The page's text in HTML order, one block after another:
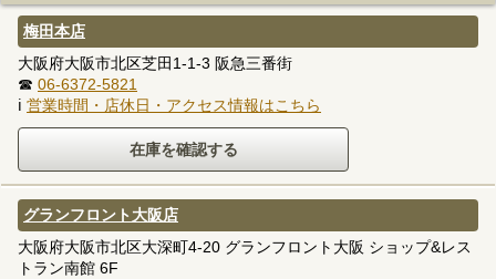
梅田本店
大阪府大阪市北区芝田1-1-3 阪急三番街
☎ 06-6372-5821
ℹ 営業時間・店休日・アクセス情報はこちら
グランフロント大阪店
大阪府大阪市北区大深町4-20 グランフロント大阪 ショップ&レス
トラン南館 6F